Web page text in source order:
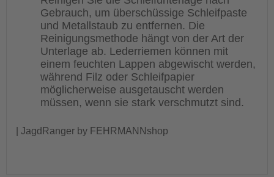
Gebrauch, um überschüssige Schleifpaste
und Metallstaub zu entfernen. Die
Reinigungsmethode hängt von der Art der
Unterlage ab. Lederriemen können mit
einem feuchten Lappen abgewischt werden,
während Filz oder Schleifpapier
möglicherweise ausgetauscht werden
müssen, wenn sie stark verschmutzt sind.
| JagdRanger by FEHRMANNshop